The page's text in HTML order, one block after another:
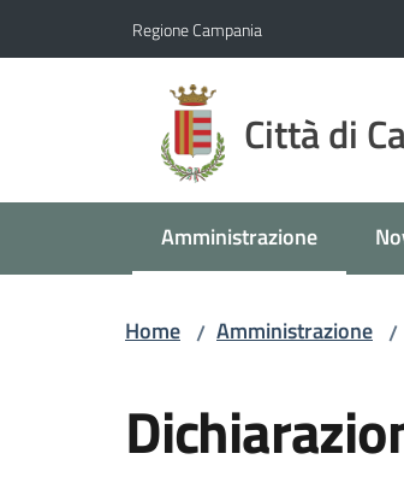
Regione Campania
Città di
Amministrazione
Menu selezionato
Home / Amministrazione /